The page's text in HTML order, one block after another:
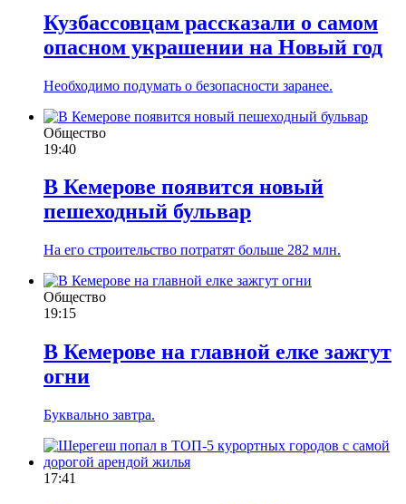
Кузбассовцам рассказали о самом
опасном украшении на Новый год
Необходимо подумать о безопасности заранее.
Общество
19:40
В Кемерове появится новый
пешеходный бульвар
На его строительство потратят больше 282 млн.
Общество
19:15
В Кемерове на главной елке зажгут
огни
Буквально завтра.
17:41